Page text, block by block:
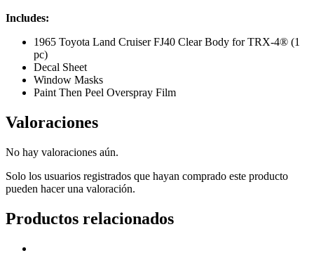
Includes:
1965 Toyota Land Cruiser FJ40 Clear Body for TRX-4® (1
pc)
Decal Sheet
Window Masks
Paint Then Peel Overspray Film
Valoraciones
No hay valoraciones aún.
Solo los usuarios registrados que hayan comprado este producto
pueden hacer una valoración.
Productos relacionados